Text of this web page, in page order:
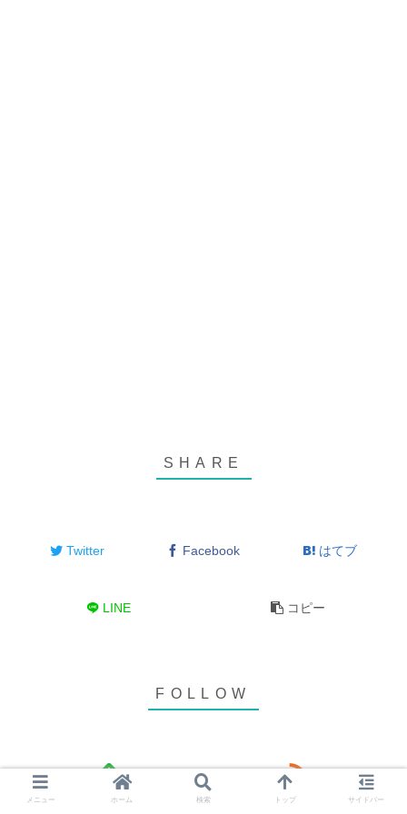
Twitter Facebook はてブ
LINE コピー
メニュー ホーム 検索 トップ サイドバー